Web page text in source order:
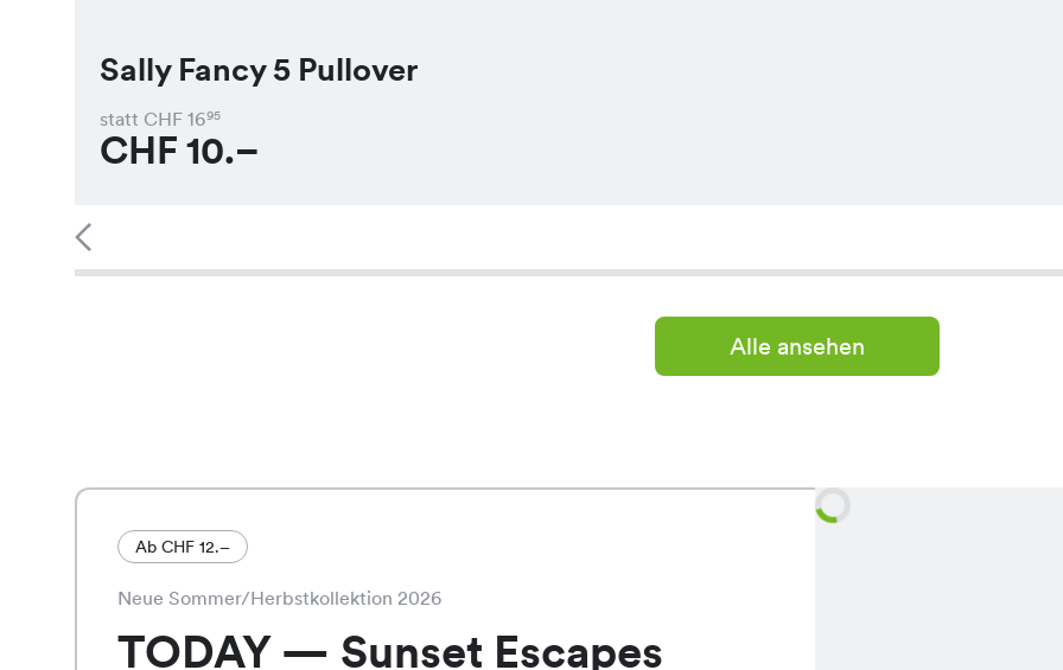
Sally Fancy 5 Pullover
statt CHF 1695
CHF 10.–
Alle ansehen
Ab CHF 12.–
Neue Sommer/Herbstkollektion 2026
TODAY — Sunset Escapes